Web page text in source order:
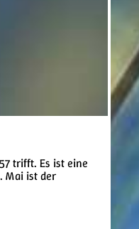
trifft. Es ist eine
Mai ist der